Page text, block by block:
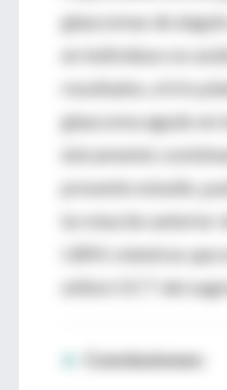
glaucomas de
en individuos no
resultados, el iris
glaucoma agudo en
únicamente
presente estudio,
la rotación anterior
UBM, mientras que
utilizó OCT del
► Conclusiones: